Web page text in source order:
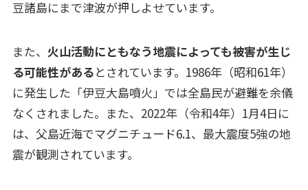
豆諸島にまで津波が押しよせています。
また、 火山活動にともなう地震によっても被害が生じ
る可能性があるとされています。1986年（昭和61年）
に発生した「伊豆大島噴火」では全島民が避難を余儀
なくされました。また、2022年（令和4年）1月4日に
は、父島近海でマグニチュード6.1、最大震度5強の地
震が観測されています。